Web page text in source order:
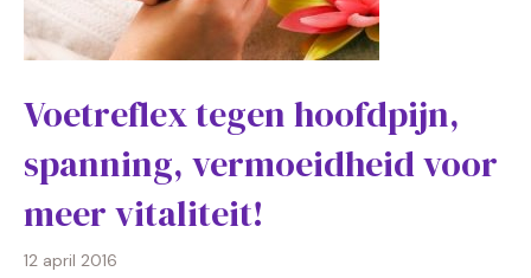
Voetreflex tegen hoofdpijn,
spanning, vermoeidheid voor
meer vitaliteit!
12 april 2016